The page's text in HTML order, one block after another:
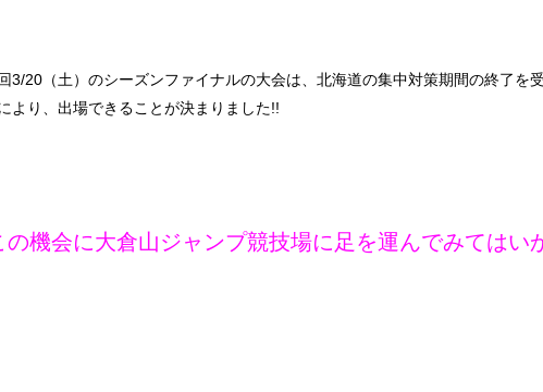
3/20（土）のシーズンファイナルの大会は、北海道の集中対策期間の終了を
より、出場できることが決まりました!!
の機会に大倉山ジャンプ競技場に足を運んでみてはい